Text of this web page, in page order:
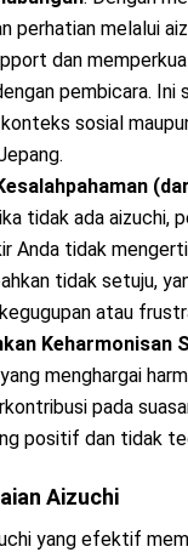
perhatian melalui
dan
pembicara. Ini
sosial
tidak ada aizuchi,
Anda tidak
tidak setuju,
atau
Keharmonisan
menghargai
pada
positif dan tidak
Aizuchi
yang efektif